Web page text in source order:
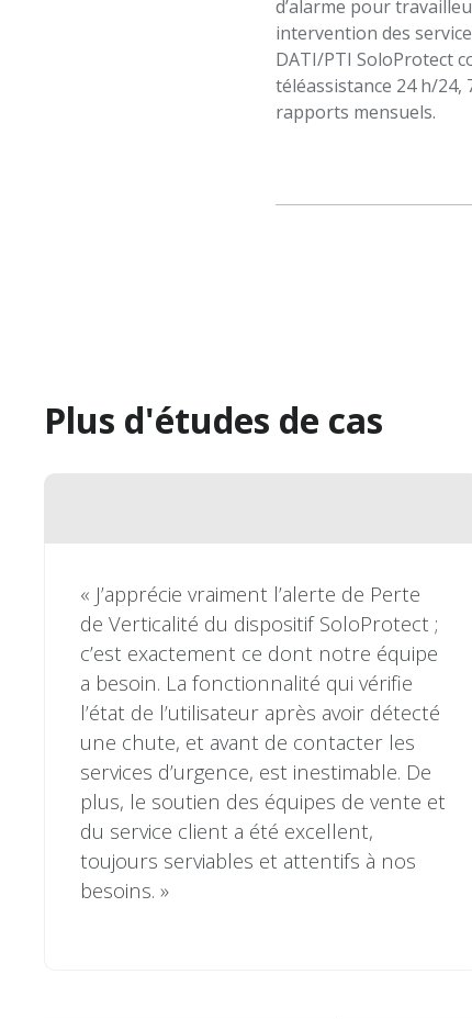
d’alarme pour
intervention des
DATI/PTI SoloProtect
téléassistance 24 h/24,
rapports mensuels.
Plus d'études de cas
« J’apprécie vraiment l’alerte de Perte
de Verticalité du dispositif SoloProtect ;
c’est exactement ce dont notre équipe
a besoin. La fonctionnalité qui vérifie
l’état de l’utilisateur après avoir détecté
une chute, et avant de contacter les
services d’urgence, est inestimable. De
plus, le soutien des équipes de vente et
du service client a été excellent,
toujours serviables et attentifs à nos
besoins. »